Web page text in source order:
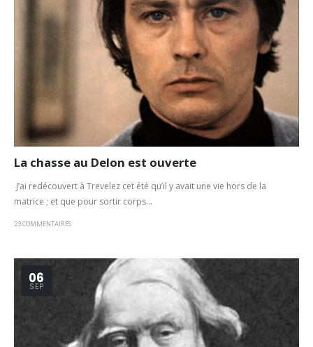
La chasse au Delon est ouverte
J’ai redécouvert à Trevelez cet été qu’il y avait une vie hors de la
matrice ; et que pour sortir corps...
23 COMMENTAIRES
06
SEP